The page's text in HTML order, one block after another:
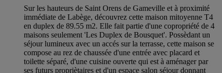
Sur les hauteurs de Saint Orens de Gameville et à proximité
immédiate de Labège, découvrez cette maison mitoyenne T4
en duplex de 89.55 m2. Elle fait partie d'une copropriété de 4
maisons seulement 'Les Duplex de Bousquet'. Possèdant un
séjour lumineux avec un accés sur la terrasse, cette maison se
compose au rez de chaussée d'une entrée avec placard et
toilette séparé, d'une cuisine ouverte qui est à aménager par
ses futurs propriètaires et d'un espace salon séjour donnant